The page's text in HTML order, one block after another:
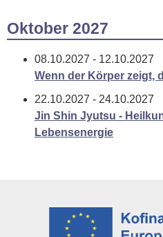
Oktober 2027
08.10.2027 - 12.10.2027
Wenn der Körper zeigt,
22.10.2027 - 24.10.2027
Jin Shin Jyutsu -
Lebensenergie